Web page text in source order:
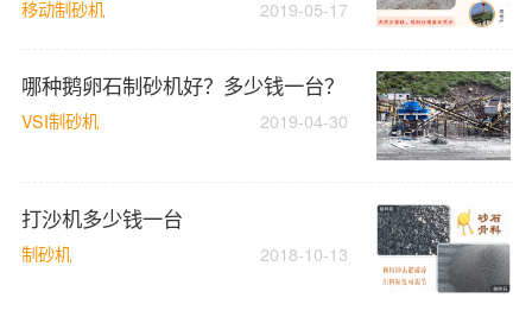
移动制砂机 2019-05-17
哪种鹅卵石制砂机好？多少钱一台？
VSI制砂机 2019-04-30
打沙机多少钱一台
制砂机 2018-10-13